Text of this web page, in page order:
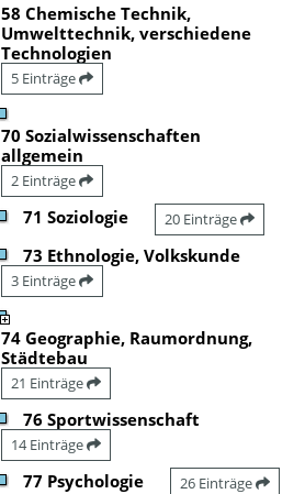
58 Chemische Technik,
Umwelttechnik, verschiedene
Technologien
5 Einträge
70 Sozialwissenschaften
allgemein
2 Einträge
71 Soziologie 20 Einträge
73 Ethnologie, Volkskunde
3 Einträge
74 Geographie, Raumordnung,
Städtebau
21 Einträge
76 Sportwissenschaft
14 Einträge
77 Psychologie 26 Einträge